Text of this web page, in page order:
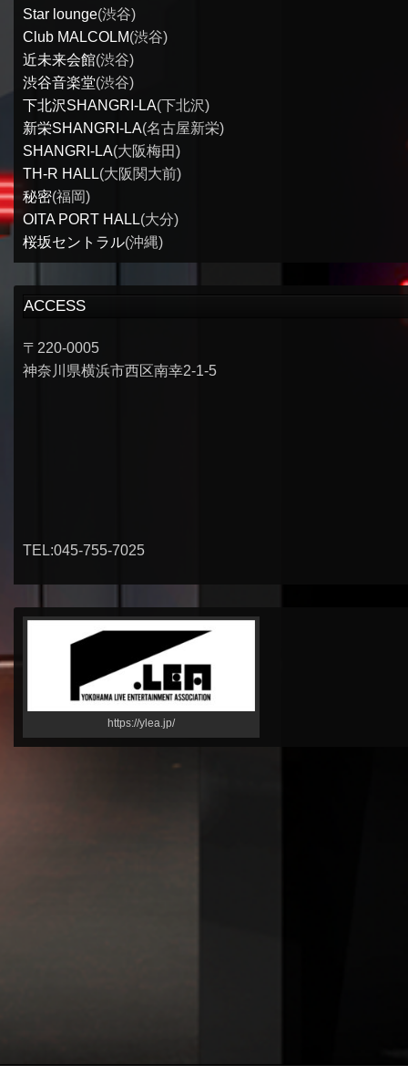
Star lounge(渋谷)
Club MALCOLM(渋谷)
近未来会館(渋谷)
渋谷音楽堂(渋谷)
下北沢SHANGRI-LA(下北沢)
新栄SHANGRI-LA(名古屋新栄)
SHANGRI-LA(大阪梅田)
TH-R HALL(大阪関大前)
秘密(福岡)
OITA PORT HALL(大分)
桜坂セントラル(沖縄)
ACCESS
〒220-0005
神奈川県横浜市西区南幸2-1-5
TEL:045-755-7025
https://ylea.jp/